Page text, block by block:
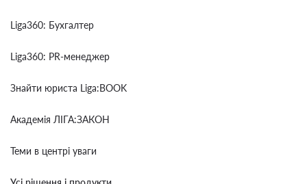
Liga360: Бухгалтер
Liga360: PR-менеджер
Знайти юриста Liga:BOOK
Академія ЛІГА:ЗАКОН
Теми в центрі уваги